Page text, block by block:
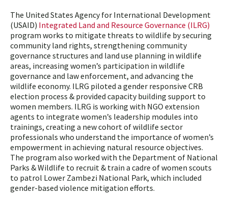
The United States Agency for International Development
(USAID) Integrated Land and Resource Governance (ILRG)
program works to mitigate threats to wildlife by securing
community land rights, strengthening community
governance structures and land use planning in wildlife
areas, increasing women’s participation in wildlife
governance and law enforcement, and advancing the
wildlife economy. ILRG piloted a gender responsive CRB
election process & provided capacity building support to
women members. ILRG is working with NGO extension
agents to integrate women’s leadership modules into
trainings, creating a new cohort of wildlife sector
professionals who understand the importance of women’s
empowerment in achieving natural resource objectives.
The program also worked with the Department of National
Parks & Wildlife to recruit & train a cadre of women scouts
to patrol Lower Zambezi National Park, which included
gender-based violence mitigation efforts.